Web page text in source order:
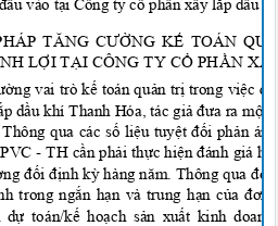
vào tại Công ty cổphần xây lắp dầu
TĂNG CƯỜNG KẾ TOÁNQU
LỢI TẠICÔNGTY CỔPHẦN
vai trò kế toán quản trịtrong việc
p dầu khí Thanh Hóa, tác giả đưa ra mộ
Thông qua các sốliệu tuyệt đối phản
- TH cần phải thực hiện đánh giá hiệ
đối định kỳ hàng năm. Thông qua đó
trong ngắn hạn và trung hạn của đơn
dự toán/kếhoạch sản xuất kinh